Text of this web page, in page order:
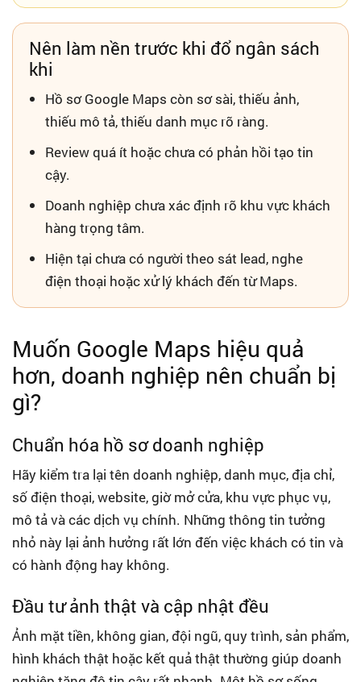
Nên làm nền trước khi đổ ngân sách
khi
Hồ sơ Google Maps còn sơ sài, thiếu ảnh,
thiếu mô tả, thiếu danh mục rõ ràng.
Review quá ít hoặc chưa có phản hồi tạo tin
cậy.
Doanh nghiệp chưa xác định rõ khu vực khách
hàng trọng tâm.
Hiện tại chưa có người theo sát lead, nghe
điện thoại hoặc xử lý khách đến từ Maps.
Muốn Google Maps hiệu quả
hơn, doanh nghiệp nên chuẩn bị
gì?
Chuẩn hóa hồ sơ doanh nghiệp
Hãy kiểm tra lại tên doanh nghiệp, danh mục, địa chỉ,
số điện thoại, website, giờ mở cửa, khu vực phục vụ,
mô tả và các dịch vụ chính. Những thông tin tưởng
nhỏ này lại ảnh hưởng rất lớn đến việc khách có tin và
có hành động hay không.
Đầu tư ảnh thật và cập nhật đều
Ảnh mặt tiền, không gian, đội ngũ, quy trình, sản phẩm,
hình khách thật hoặc kết quả thật thường giúp doanh